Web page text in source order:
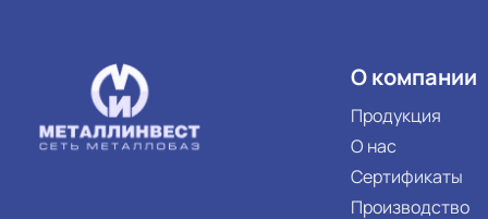
О компании
Продукция
О нас
Сертификаты
Производство